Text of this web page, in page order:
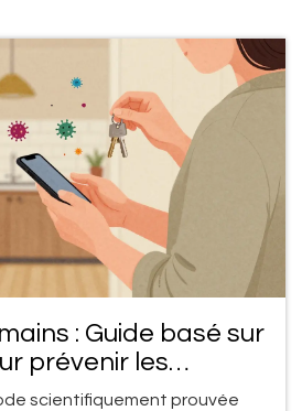
: Guide basé sur
prévenir les
scientifiquement prouvée